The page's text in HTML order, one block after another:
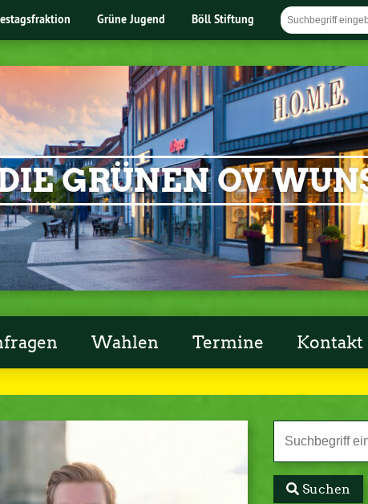
Grüne Jugend Böll Stiftung
GRÜNEN OV
Wahlen Termine Kontakt
Suchen